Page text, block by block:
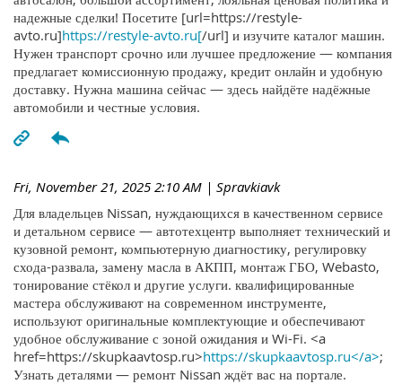
надежные сделки! Посетите [url=https://restyle-
avto.ru]https://restyle-avto.ru[/url] и изучите каталог машин.
Нужен транспорт срочно или лучшее предложение — компания
предлагает комиссионную продажу, кредит онлайн и удобную
доставку. Нужна машина сейчас — здесь найдёте надёжные
автомобили и честные условия.
Fri, November 21, 2025 2:10 AM | Spravkiavk
Для владельцев Nissan, нуждающихся в качественном сервисе
и детальном сервисе — автотехцентр выполняет технический и
кузовной ремонт, компьютерную диагностику, регулировку
схода-развала, замену масла в АКПП, монтаж ГБО, Webasto,
тонирование стёкол и другие услуги. квалифицированные
мастера обслуживают на современном инструменте,
используют оригинальные комплектующие и обеспечивают
удобное обслуживание с зоной ожидания и Wi-Fi. <a
href=https://skupkaavtosp.ru>https://skupkaavtosp.ru</a>;
Узнать деталями — ремонт Nissan ждёт вас на портале.